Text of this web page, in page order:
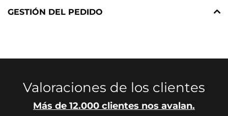
GESTIÓN DEL PEDIDO
Valoraciones de los clientes
Más de 12.000 clientes nos avalan.